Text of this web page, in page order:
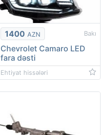
1400 AZN Bakı
Chevrolet Camaro LED
fara dəsti
Ehtiyat hissələri